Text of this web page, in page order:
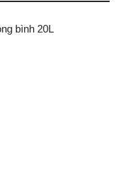
bình 20L